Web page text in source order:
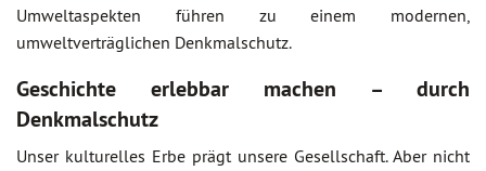
Umweltaspekten führen zu einem modernen,
umweltverträglichen Denkmalschutz.
Geschichte erlebbar machen – durch
Denkmalschutz
Unser kulturelles Erbe prägt unsere Gesellschaft. Aber nicht